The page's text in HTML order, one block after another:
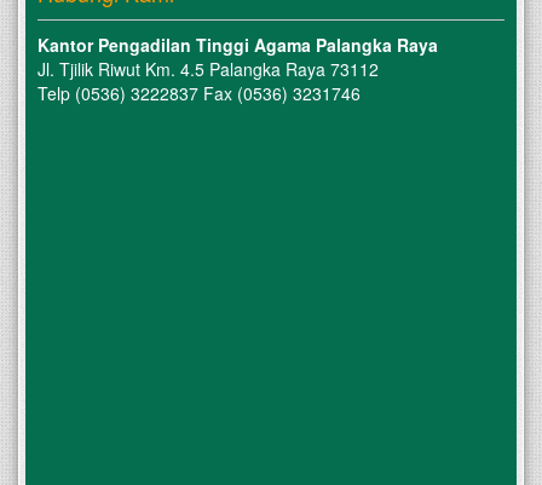
Kantor Pengadilan Tinggi Agama Palangka Raya
Jl. Tjilik Riwut Km. 4.5 Palangka Raya 73112
Telp (0536) 3222837 Fax (0536) 3231746